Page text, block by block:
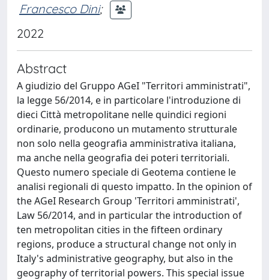
Francesco Dini;
2022
Abstract
A giudizio del Gruppo AGeI "Territori amministrati",
la legge 56/2014, e in particolare l'introduzione di
dieci Città metropolitane nelle quindici regioni
ordinarie, producono un mutamento strutturale
non solo nella geografia amministrativa italiana,
ma anche nella geografia dei poteri territoriali.
Questo numero speciale di Geotema contiene le
analisi regionali di questo impatto. In the opinion of
the AGeI Research Group 'Territori amministrati',
Law 56/2014, and in particular the introduction of
ten metropolitan cities in the fifteen ordinary
regions, produce a structural change not only in
Italy's administrative geography, but also in the
geography of territorial powers. This special issue